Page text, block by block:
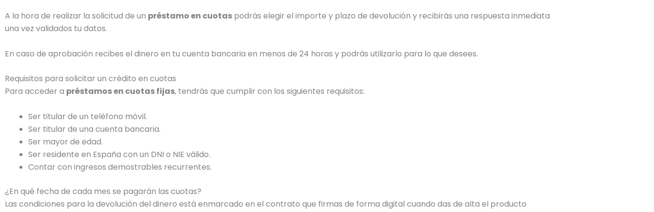
A la hora de realizar la solicitud de un préstamo en cuotas podrás elegir el importe y plazo de devolución y recibirás una respuesta inmediata
una vez validados tu datos.
En caso de aprobación recibes el dinero en tu cuenta bancaria en menos de 24 horas y podrás utilizarlo para lo que desees.
Requisitos para solicitar un crédito en cuotas
Para acceder a préstamos en cuotas fijas, tendrás que cumplir con los siguientes requisitos:
Ser titular de un teléfono móvil.
Ser titular de una cuenta bancaria.
Ser mayor de edad.
Ser residente en España con un DNI o NIE válido.
Contar con ingresos demostrables recurrentes.
¿En qué fecha de cada mes se pagarán las cuotas?
Las condiciones para la devolución del dinero está enmarcado en el contrato que firmas de forma digital cuando das de alta el producto